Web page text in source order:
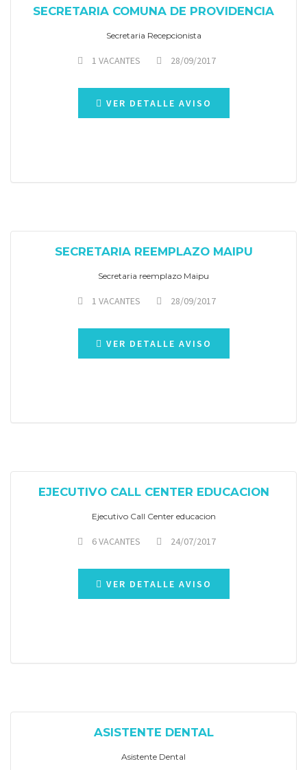
SECRETARIA COMUNA DE PROVIDENCIA
Secretaria Recepcionista
1 VACANTES 28/09/2017
VER DETALLE AVISO
SECRETARIA REEMPLAZO MAIPU
Secretaria reemplazo Maipu
1 VACANTES 28/09/2017
VER DETALLE AVISO
EJECUTIVO CALL CENTER EDUCACION
Ejecutivo Call Center educacion
6 VACANTES 24/07/2017
VER DETALLE AVISO
ASISTENTE DENTAL
Asistente Dental